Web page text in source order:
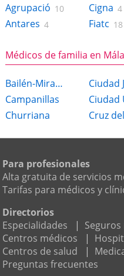
Agrupació 10
Antares 4
Cigna 4
Fiatc 18
Médicos de familia en
Bailén-Miraflores
Campanillas
Churriana
Para profesionales
Alta gratuita de servicios
Tarifas para médicos y
Directorios
Especialidades
|
Centros médicos
|
Centros de salud
|
Preguntas frecuentes